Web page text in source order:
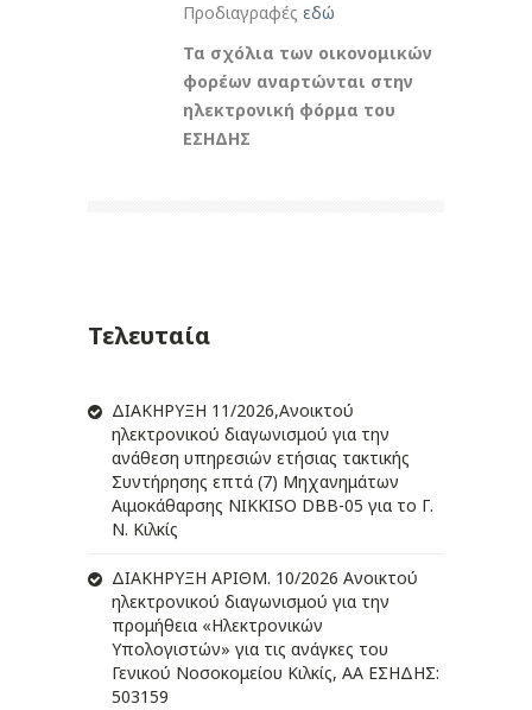
Προδιαγραφές εδώ
Τα σχόλια των οικονομικών
φορέων αναρτώνται στην
ηλεκτρονική φόρμα του
ΕΣΗΔΗΣ
Τελευταία
ΔIΑΚΗΡΥΞΗ 11/2026,Ανοικτού
ηλεκτρονικού διαγωνισμού για την
ανάθεση υπηρεσιών ετήσιας τακτικής
Συντήρησης επτά (7) Μηχανημάτων
Αιμοκάθαρσης NIKKISO DBB-05 για το Γ.
Ν. Κιλκίς
ΔIΑΚΗΡΥΞΗ ΑΡIΘΜ. 10/2026 Ανοικτού
ηλεκτρονικού διαγωνισμού για την
προμήθεια «Ηλεκτρονικών
Υπολογιστών» για τις ανάγκες του
Γενικού Νοσοκομείου Κιλκίς, ΑΑ ΕΣΗΔΗΣ:
503159